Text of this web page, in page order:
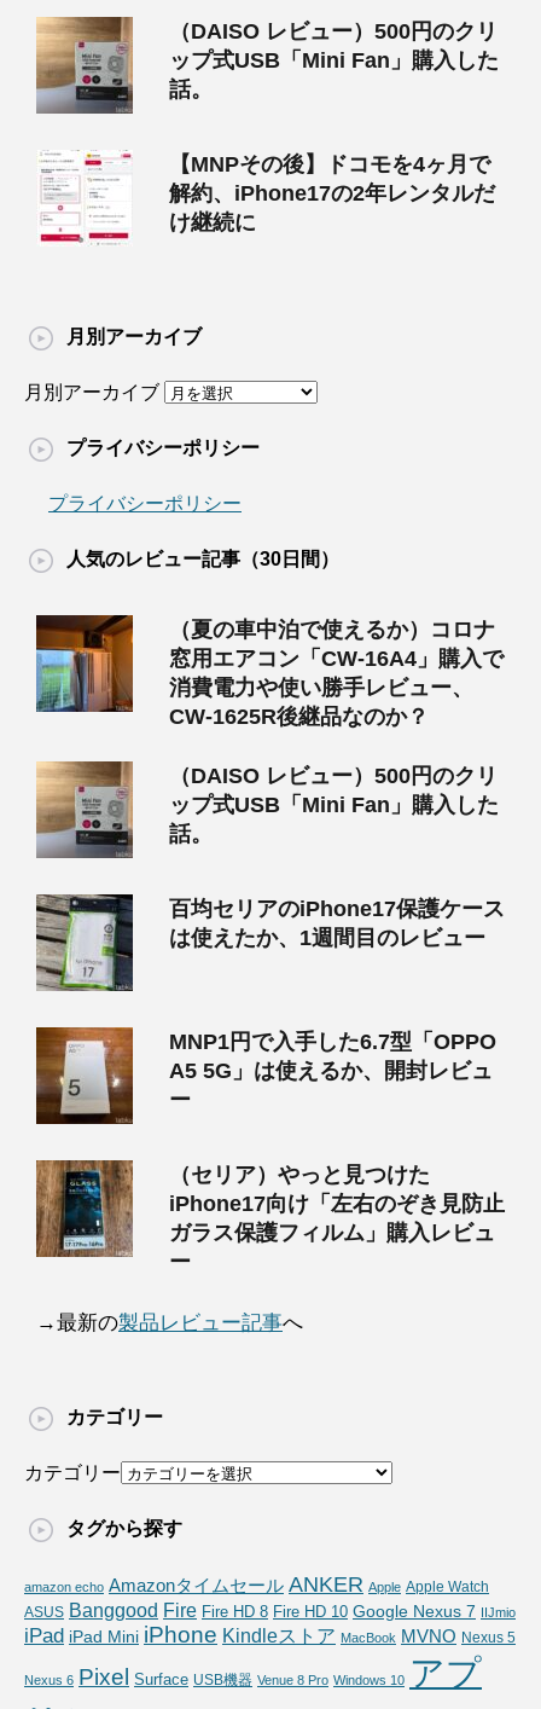
（DAISO レビュー）500円のクリ
ップ式USB「Mini Fan」購入した
話。
【MNPその後】ドコモを4ヶ月で
解約、iPhone17の2年レンタルだ
け継続に
月別アーカイブ
月別アーカイブ
プライバシーポリシー
プライバシーポリシー
人気のレビュー記事（30日間）
（夏の車中泊で使えるか）コロナ
窓用エアコン「CW-16A4」購入で
消費電力や使い勝手レビュー、
CW-1625R後継品なのか？
（DAISO レビュー）500円のクリ
ップ式USB「Mini Fan」購入した
話。
百均セリアのiPhone17保護ケース
は使えたか、1週間目のレビュー
MNP1円で入手した6.7型「OPPO
A5 5G」は使えるか、開封レビュ
ー
（セリア）やっと見つけた
iPhone17向け「左右のぞき見防止
ガラス保護フィルム」購入レビュ
ー
→最新の製品レビュー記事へ
カテゴリー
カテゴリー
タグから探す
amazon echo Amazonタイムセール ANKER Apple Apple Watch
ASUS Banggood Fire Fire HD 8 Fire HD 10 Google Nexus 7 IIJmio
iPad iPad Mini iPhone Kindleストア MacBook MVNO Nexus 5
Nexus 6 Pixel Surface USB機器 Venue 8 Pro Windows 10 アプ